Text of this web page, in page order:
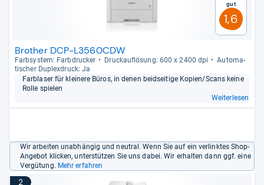
Gut
1,6
Brother DCP-L3560CDW
Farb­sys­tem: Farb­dru­cker Druck­auf­lö­sung: 600 x 2400 dpi
Auto­ma­
ti­scher Duplex­druck: Ja
Farbla­ser für klei­nere Büros, in denen beid­sei­tige Kopien/Scans keine
Rolle spie­len
Weiterlesen
Wir arbeiten unabhängig und neutral. Wenn Sie auf ein verlinktes Shop-
Angebot klicken, unterstützen Sie uns dabei. Wir erhalten dann ggf. eine
Vergütung. Mehr erfahren
2